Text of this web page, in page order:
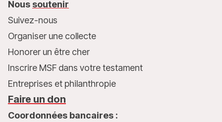
Nous soutenir
Suivez-nous
Organiser une collecte
Honorer un être cher
Inscrire MSF dans votre testament
Entreprises et philanthropie
Faire un don
Coordonnées bancaires :